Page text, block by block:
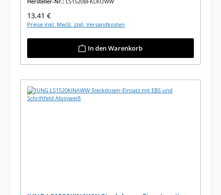
Regulärer Preis:
13,41 €
Preise inkl. MwSt. zzgl. Versandkosten
In den Warenkorb